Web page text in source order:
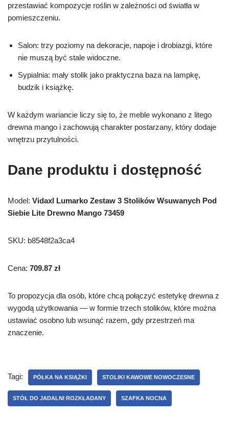
przestawiać kompozycje roślin w zależności od światła w
pomieszczeniu.
Salon: trzy poziomy na dekoracje, napoje i drobiazgi, które
nie muszą być stale widoczne.
Sypialnia: mały stolik jako praktyczna baza na lampkę,
budzik i książkę.
W każdym wariancie liczy się to, że meble wykonano z litego
drewna mango i zachowują charakter postarzany, który dodaje
wnętrzu przytulności.
Dane produktu i dostępność
Model: Vidaxl Lumarko Zestaw 3 Stolików Wsuwanych Pod
Siebie Lite Drewno Mango 73459
SKU: b8548f2a3ca4
Cena: 709.87 zł
To propozycja dla osób, które chcą połączyć estetykę drewna z
wygodą użytkowania — w formie trzech stolików, które można
ustawiać osobno lub wsunąć razem, gdy przestrzeń ma
znaczenie.
Tagi: PÓŁKA NA KSIĄŻKI STOLIKI KAWOWE NOWOCZESNE
STÓŁ DO JADALNI ROZKŁADANY SZAFKA NOCNA